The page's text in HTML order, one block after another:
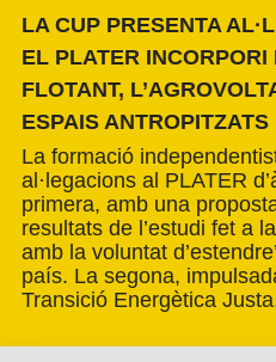
LA CUP PRESENTA
EL PLATER
FLOTANT,
ESPAIS ANTROPITZATS
La formació
al·legacions al PLATER
primera, amb una
resultats de l’estudi fet a
amb la voluntat
país. La segona,
Transició Energètica